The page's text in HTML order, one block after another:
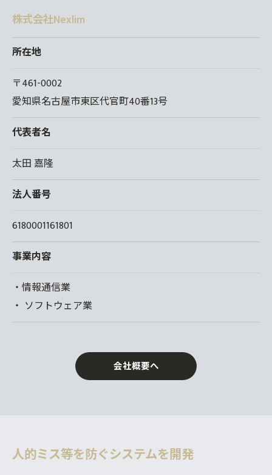
株式会社Nexlim
所在地
〒461-0002
愛知県名古屋市東区代官町40番13号
代表者名
太田 嘉隆
法人番号
6180001161801
事業内容
・情報通信業
・ ソフトウェア業
会社概要へ
人的ミス等を防ぐシステムを開発